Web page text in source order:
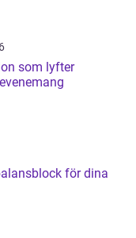
som lyfter
för dina